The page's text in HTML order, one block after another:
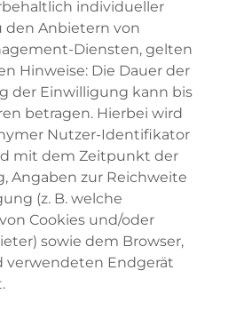
individueller
den Anbietern von
Diensten, gelten
Hinweise: Die Dauer der
der Einwilligung kann bis
betragen. Hierbei wird
Nutzer-Identifikator
mit dem Zeitpunkt der
Angaben zur Reichweite
(z. B. welche
Cookies und/oder
sowie dem Browser,
verwendeten Endgerät